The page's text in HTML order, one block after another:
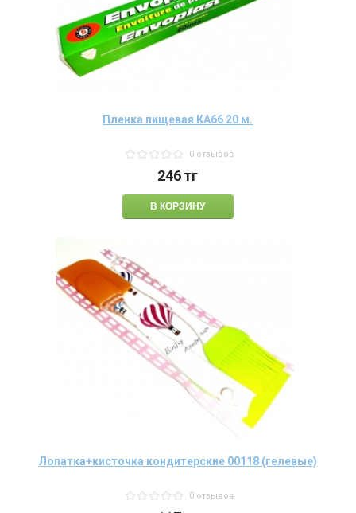
Пленка пищевая КА66 20 м.
0 отзывов
246тг
Лопатка+кисточка кондитерские 00118 (гелевые)
0 отзывов